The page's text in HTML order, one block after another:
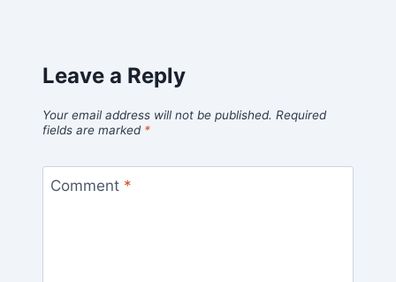
Leave a Reply
Your email address will not be published. Required
fields are marked *
Comment *